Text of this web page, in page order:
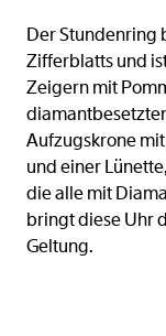
Der Stundenring
Zifferblatts und
Zeigern mit
Aufzugskrone
und einer
die alle mit
bringt diese Uhr
Geltung.